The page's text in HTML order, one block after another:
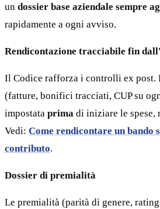
un dossier base aziendale sempre
rapidamente a ogni avviso.
Rendicontazione tracciabile fin
Il Codice rafforza i controlli ex post.
(fatture, bonifici tracciati, CUP su
impostata prima di iniziare le spese,
Vedi: Come rendicontare un bando
contributo.
Dossier di premialità
Le premialità (parità di genere,